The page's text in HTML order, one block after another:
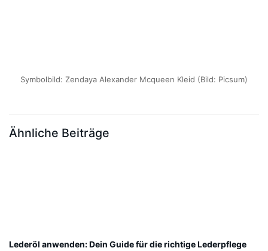
Symbolbild: Zendaya Alexander Mcqueen Kleid (Bild: Picsum)
Ähnliche Beiträge
Lederöl anwenden: Dein Guide für die richtige Lederpflege